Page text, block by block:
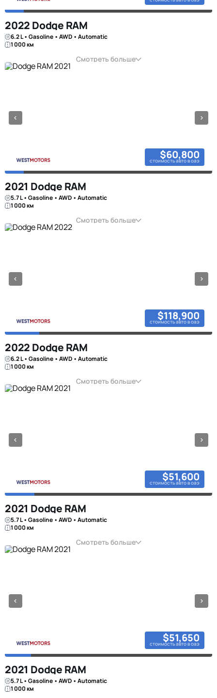
2022 Dodge RAM
6.2 L • Gasoline • AWD • Automatic
1 000 км
Смотреть больше
$60,800
стоимость авто в оаэ
2021 Dodge RAM
5.7 L • Gasoline • AWD • Automatic
1 000 км
Смотреть больше
$118,900
стоимость авто в оаэ
2022 Dodge RAM
6.2 L • Gasoline • AWD • Automatic
1 000 км
Смотреть больше
$51,600
стоимость авто в оаэ
2021 Dodge RAM
5.7 L • Gasoline • AWD • Automatic
1 000 км
Смотреть больше
$51,650
стоимость авто в оаэ
2021 Dodge RAM
5.7 L • Gasoline • AWD • Automatic
1 000 км